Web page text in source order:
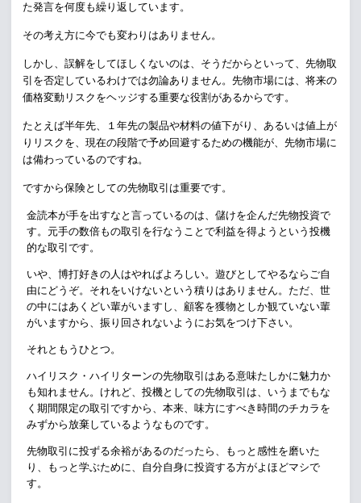
た発言を何度も繰り返しています。
その考え方に今でも変わりはありません。
しかし、誤解をしてほしくないのは、 そうだからといって、 先物取
引 を否定しているわけでは勿論ありません。 先物市場には、将来の
価格変動リスクをヘッジする重要な役割があるからです。
たとえば半年先、１年先の製品や材料の値下がり、あるいは値上が
りリスクを、 現在の段階で予め回避するための機能が、 先物市場に
は備わっているのですね。
ですから保険としての先物取引 は重要です。
金読本が手を出すなと言っているのは、儲けを企んだ先物投資で
す。元手の数倍もの取引を行なうことで利益を得ようという投機
的な取引です。
いや、博打好きの人はやればよろしい。遊びとしてやるならご自
由にどうぞ。それをいけないという積りはありません。ただ、世
の中にはあくどい輩がいますし、顧客を獲物としか観ていない輩
がいますから、振り回されないようにお気をつけ下さい。
それともうひとつ。
ハイリスク・ハイリターンの先物取引 はある意味たしかに魅力か
も知れません。けれど、投機としての先物取引 は、いうまでもな
く期間限定の取引ですから、本来、味方にすべき時間のチカラを
みずから放棄しているようなものです。
先物取引 に投ずる余裕があるのだったら、もっと感性を磨いた
り、もっと学ぶために、自分自身に投資する方がよほどマシで
す。